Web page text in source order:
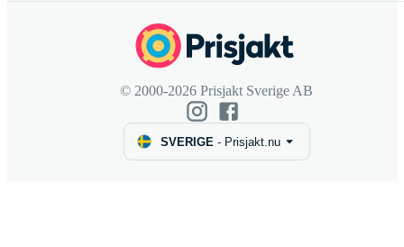
© 2000-2026 Prisjakt Sverige AB
SVERIGE - Prisjakt.nu